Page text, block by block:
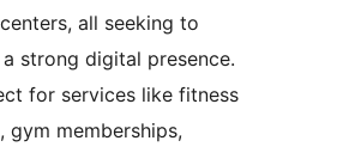
all seeking to
strong digital presence.
for services like fitness
gym memberships,